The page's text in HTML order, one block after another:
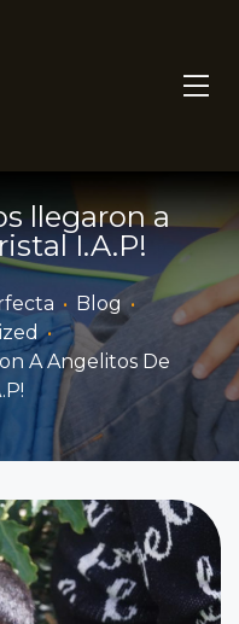
llegaron a
I.A.P!
• Blog •
•
A Angelitos De